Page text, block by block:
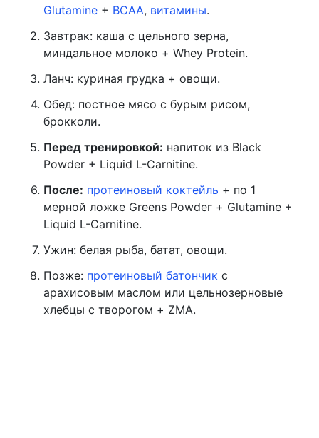
Glutamine+ BCAA, витамины.
Завтрак: каша с цельного зерна,
миндальное молоко + Whey Protein.
Ланч: куриная грудка + овощи.
Обед: постное мясо с бурым рисом,
брокколи.
Перед тренировкой: напиток из Black
Powder + Liquid L-Carnitine.
После: протеиновый коктейль + по 1
мерной ложке Greens Powdeг + Glutamine +
Liquid L-Carnitine.
Ужин: белая рыба, батат, овощи.
Позже: протеиновый батончик с
арахисовым маслом или цельнозерновые
хлебцы с творогом + ZMA.